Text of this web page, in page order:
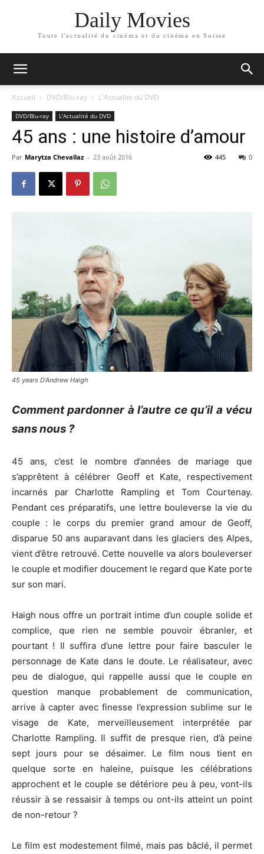
Daily Movies
Toute l'actualité du cinéma et du cinéma en Suisse
Accueil DVD/Blu-ray L'Actualité du DVD
DVD/Blu-ray L'Actualité du DVD
45 ans : une histoire d’amour
Par Marytza Chevallaz - 23 août 2016 0
445
45 years D’Andrew Haigh
Comment pardonner à l’autre ce qu’il a vécu
sans nous ?
45 ans, c’est le nombre d’années de mariage que
s’apprêtent à célébrer Geoff et Kate, respectivement
incarnés par Charlotte Rampling et Tom Courtenay.
Pendant ces préparatifs, une lettre bouleverse la vie du
couple : le corps du premier grand amour de Geoff,
disparue 50 ans auparavant dans les glaciers des Alpes,
vient d’être retrouvé. Cette nouvelle va alors bouleverser
le couple et modifier doucement le regard que Kate porte
sur son mari.
Haigh nous offre un portrait intime d’un couple solide et
complice, que rien ne semble pouvoir ébranler, et
pourtant ! Il suffira d’une lettre pour faire basculer le
personnage de Kate dans le doute. Le réalisateur, avec
peu de dialogue, qui rappelle aussi que le couple en
question manque probablement de communication,
arrive à capter avec finesse l’expression sublime sur le
visage de Kate, merveilleusement interprétée par
Charlotte Rampling. Il suffit de presque rien, d’à peine
sept jours pour se désaimer. Le film nous tient en
quelque sorte en haleine, puisque les célébrations
approchent et le couple se détériore peu à peu, vont-ils
réussir à se ressaisir à temps ou ont-ils atteint un point
de non-retour ?
Le film est modestement filmé, mais pas bâclé, il permet